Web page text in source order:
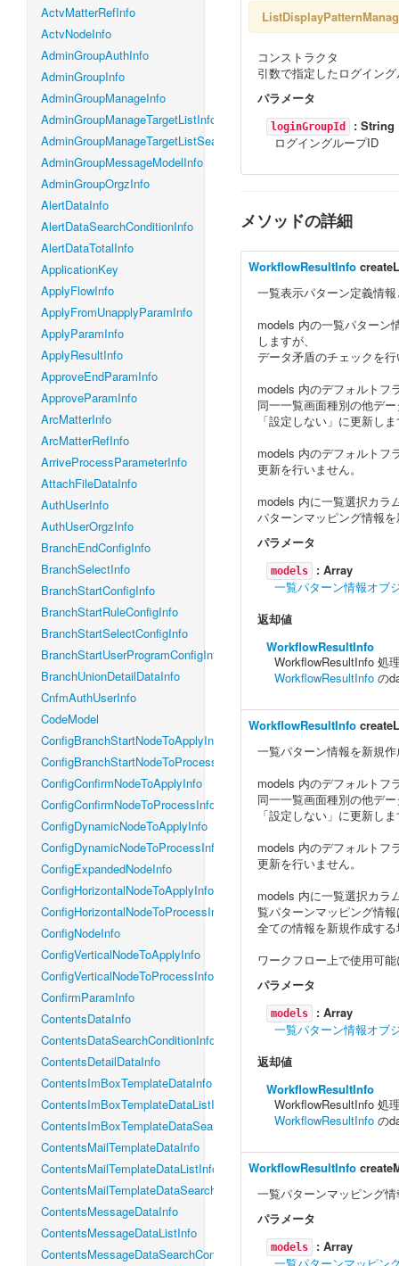
ActvMatterRefInfo
ActvNodeInfo
AdminGroupAuthInfo
AdminGroupInfo
AdminGroupManageInfo
AdminGroupManageTargetListInfo
AdminGroupManageTargetListSearchConditionInfo
AdminGroupMessageModelInfo
AdminGroupOrgzInfo
AlertDataInfo
AlertDataSearchConditionInfo
AlertDataTotalInfo
ApplicationKey
ApplyFlowInfo
ApplyFromUnapplyParamInfo
ApplyParamInfo
ApplyResultInfo
ApproveEndParamInfo
ApproveParamInfo
ArcMatterInfo
ArcMatterRefInfo
ArriveProcessParameterInfo
AttachFileDataInfo
AuthUserInfo
AuthUserOrgzInfo
BranchEndConfigInfo
BranchSelectInfo
BranchStartConfigInfo
BranchStartRuleConfigInfo
BranchStartSelectConfigInfo
BranchStartUserProgramConfigInfo
BranchUnionDetailDataInfo
CnfmAuthUserInfo
CodeModel
ConfigBranchStartNodeToApplyInfo
ConfigBranchStartNodeToProcessInfo
ConfigConfirmNodeToApplyInfo
ConfigConfirmNodeToProcessInfo
ConfigDynamicNodeToApplyInfo
ConfigDynamicNodeToProcessInfo
ConfigExpandedNodeInfo
ConfigHorizontalNodeToApplyInfo
ConfigHorizontalNodeToProcessInfo
ConfigNodeInfo
ConfigVerticalNodeToApplyInfo
ConfigVerticalNodeToProcessInfo
ConfirmParamInfo
ContentsDataInfo
ContentsDataSearchConditionInfo
ContentsDetailDataInfo
ContentsImBoxTemplateDataInfo
ContentsImBoxTemplateDataListInfo
ContentsImBoxTemplateDataSearchConditionInfo
ContentsMailTemplateDataInfo
ContentsMailTemplateDataListInfo
ContentsMailTemplateDataSearchConditionInfo
ContentsMessageDataInfo
ContentsMessageDataListInfo
ContentsMessageDataSearchConditionInfo
コンストラクタ
引数で指定したログイン
パラメータ
loginGroupId : String
ログイングループID
メソッドの詳細
WorkflowResultInfo
一覧表示パターン定義情
models 内の一覧パターン
しますが、
データ矛盾のチェックを
models 内のデフォルトフ
同一一覧画面種別の他デ
「設定しない」に更新し
models 内のデフォルトフ
更新を行いません。
models 内に一覧選択カラ
パターンマッピング情報
パラメータ
models : Array
一覧パターン情報オブ
返却値
WorkflowResultInfo
WorkflowResultInfo 処
WorkflowResultInfo の
WorkflowResultInfo
一覧パターン情報を新規
models 内のデフォルトフ
同一一覧画面種別の他デ
「設定しない」に更新し
models 内のデフォルトフ
更新を行いません。
models 内に一覧選択カラ
覧パターンマッピング情
全ての情報を新規作成す
ワークフロー上で使用可
パラメータ
models : Array
一覧パターン情報オブ
返却値
WorkflowResultInfo
WorkflowResultInfo 処
WorkflowResultInfo の
WorkflowResultInfo
一覧パターンマッピング
パラメータ
models : Array